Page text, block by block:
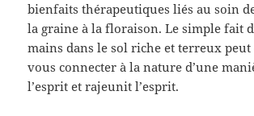
bienfaits thérapeutiques liés au soin
la graine à la floraison. Le simple fait
mains dans le sol riche et terreux
vous connecter à la nature d’une
l’esprit et rajeunit l’esprit.